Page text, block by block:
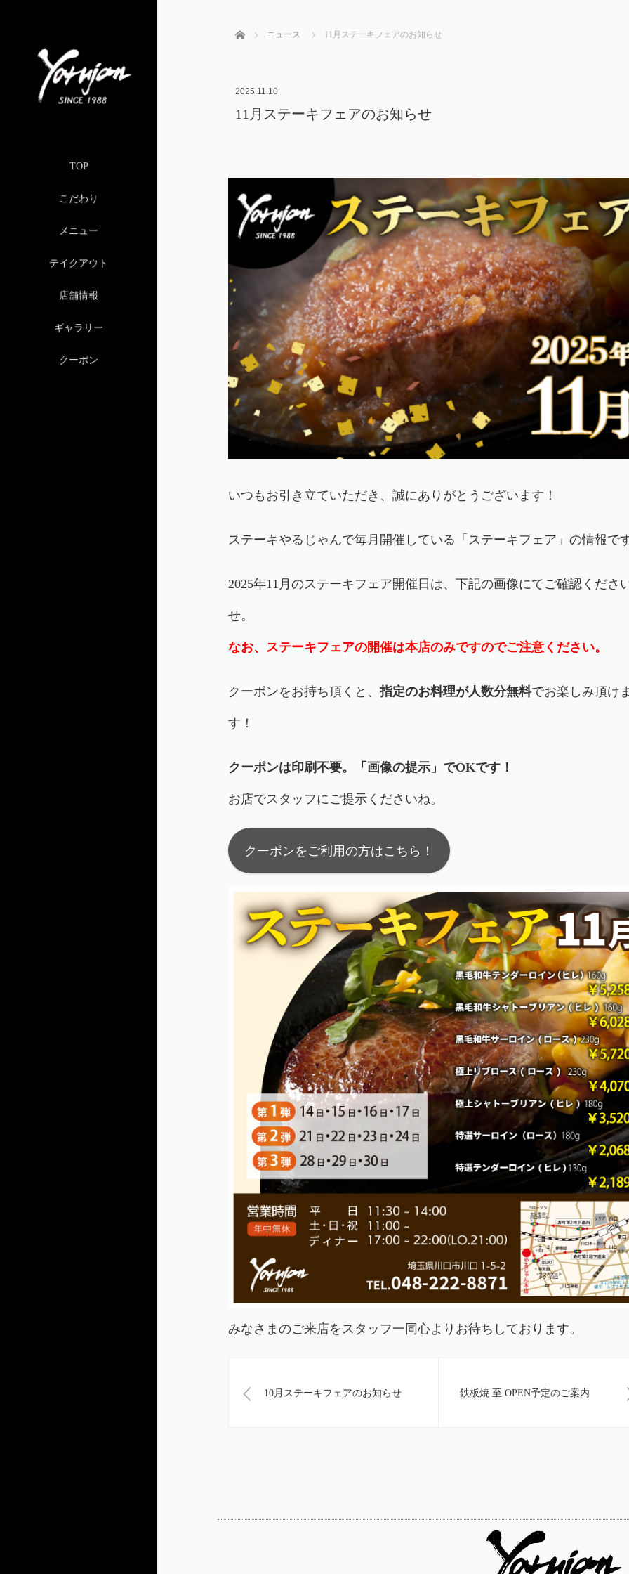
TOP
こだわり
メニュー
テイクアウト
店舗情報
ギャラリー
クーポン
ホーム ニュース 11月ステーキフェアのお知らせ
2025.11.10
11月ステーキフェアのお知らせ
いつもお引き立ていただき、誠にありがとうございます！
ステーキやるじゃんで毎月開催している「ステーキフェア」の情報で
2025年11月のステーキフェア開催日は、下記の画像にてご確認くださ
せ。
なお、ステーキフェアの開催は本店のみですのでご注意ください。
クーポンをお持ち頂くと、指定のお料理が人数分無料でお楽しみ頂け
す！
クーポンは印刷不要。「画像の提示」でOKです！
お店でスタッフにご提示くださいね。
クーポンをご利用の方はこちら！
みなさまのご来店をスタッフ一同心よりお待ちしております。
10月ステーキフェアのお知らせ 鉄板焼 至 OPEN予定のご案内